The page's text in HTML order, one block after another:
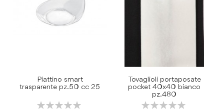
Piattino smart
trasparente pz.50 cc 25
Rating:
Tovaglioli portaposate
pocket 40x40 bianco
pz.480
Rating: